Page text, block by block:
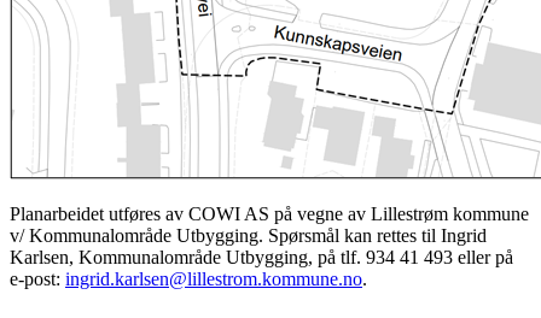
Planarbeidet utføres av COWI AS på vegne av Lillestrøm kommune
v/ Kommunalområde Utbygging. Spørsmål kan rettes til Ingrid
Karlsen, Kommunalområde Utbygging, på tlf. 934 41 493 eller på
e-post: ingrid.karlsen@lillestrom.kommune.no.